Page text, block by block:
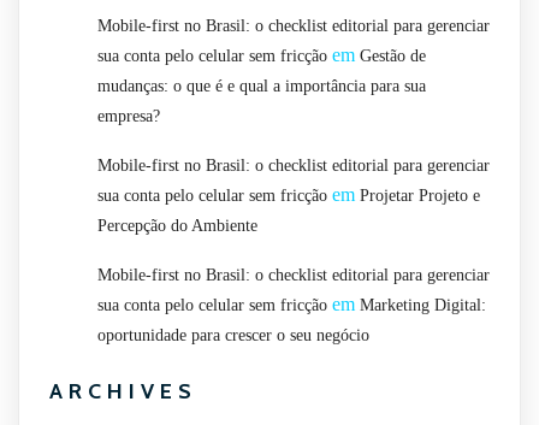
Mobile-first no Brasil: o checklist editorial para gerenciar
sua conta pelo celular sem fricção em Gestão de
mudanças: o que é e qual a importância para sua
empresa?
Mobile-first no Brasil: o checklist editorial para gerenciar
sua conta pelo celular sem fricção em Projetar Projeto e
Percepção do Ambiente
Mobile-first no Brasil: o checklist editorial para gerenciar
sua conta pelo celular sem fricção em Marketing Digital:
oportunidade para crescer o seu negócio
ARCHIVES